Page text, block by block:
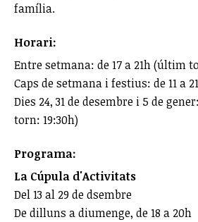
família.
Horari:
Entre setmana: de 17 a 21h (últim
Caps de setmana i festius: de 11 a
Dies 24, 31 de desembre i 5 de
torn: 19:30h)
Programa:
La Cúpula d'Activitats
Del 13 al 29 de dsembre
De dilluns a diumenge, de 18 a 20h